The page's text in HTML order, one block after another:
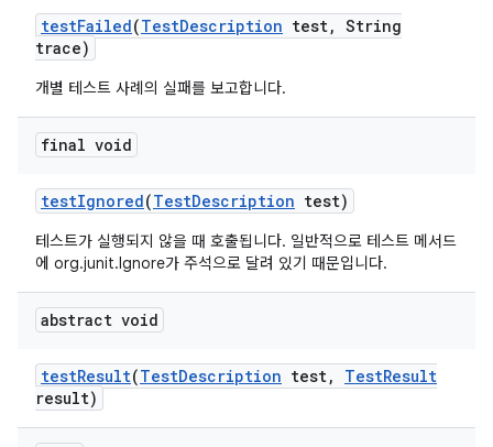
testFailed(TestDescription test, String
trace)
개별 테스트 사례의 실패를 보고합니다.
final void
testIgnored(TestDescription test)
테스트가 실행되지 않을 때 호출됩니다. 일반적으로 테스트 메서드
에 org.junit.Ignore가 주석으로 달려 있기 때문입니다.
abstract void
testResult(TestDescription test, TestResult
result)